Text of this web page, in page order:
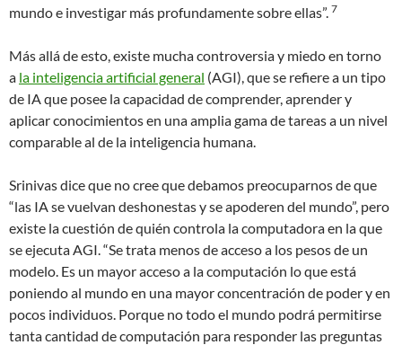
mundo e investigar más profundamente sobre ellas”. 7
Más allá de esto, existe mucha controversia y miedo en torno
a la inteligencia artificial general (AGI), que se refiere a un tipo
de IA que posee la capacidad de comprender, aprender y
aplicar conocimientos en una amplia gama de tareas a un nivel
comparable al de la inteligencia humana.
Srinivas dice que no cree que debamos preocuparnos de que
“las IA se vuelvan deshonestas y se apoderen del mundo”, pero
existe la cuestión de quién controla la computadora en la que
se ejecuta AGI. “Se trata menos de acceso a los pesos de un
modelo. Es un mayor acceso a la computación lo que está
poniendo al mundo en una mayor concentración de poder y en
pocos individuos. Porque no todo el mundo podrá permitirse
tanta cantidad de computación para responder las preguntas